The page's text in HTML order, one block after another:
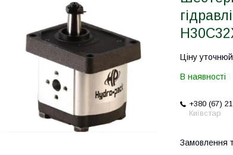
Ціну
В наявності
+380 (67)
Київстар
Замовлення